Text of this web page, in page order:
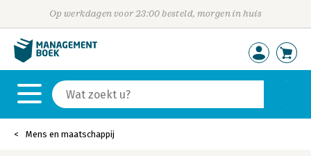
Op werkdagen voor 23:00 besteld, morgen in huis
Mens en maatschappij